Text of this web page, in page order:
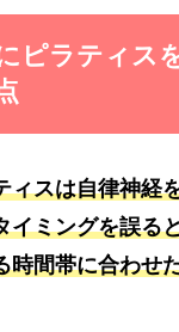
ピラティス
ィスは自律神経
イミングを誤る
時間帯に合わせ